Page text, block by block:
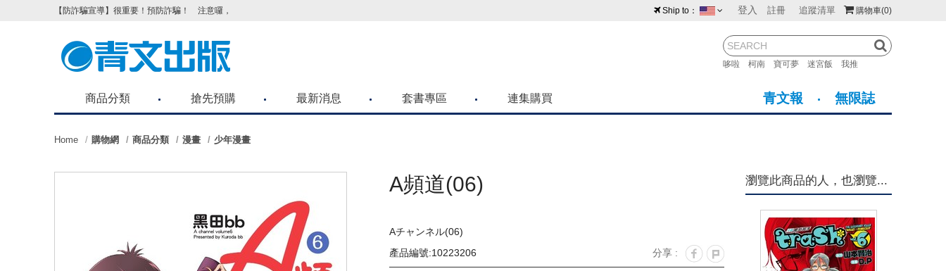
購物車(0)
登入 註冊 追蹤清單
哆啦 柯南 寶可夢 迷宮飯 我推
Ship to：
紐西蘭 馬來西亞
菲律賓
【防詐騙宣導】很重要！預防詐騙！ 注意囉，不要被騙了！請各位喜歡青文購物網的朋友們，提高警覺！
商品分類 搶先預購 最新消息 套書專區 連集購買 青文報 無限誌
Home 購物網 商品分類 漫畫 少年漫畫
A頻道(06)
Aチャンネル(06)
產品編號:10223206
分享 :
瀏覽此商品的人，也瀏覽...